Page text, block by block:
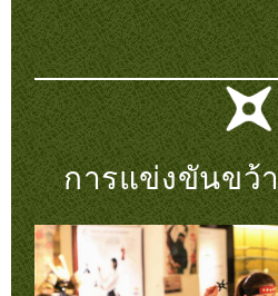
การแข่งขันขว้